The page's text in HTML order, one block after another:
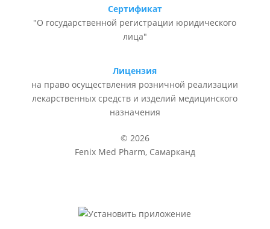
Сертификат
"О государственной регистрации юридического
лица"
Лицензия
на право осуществления розничной реализации
лекарственных средств и изделий медицинского
назначения
© 2026
Fenix Med Pharm, Самарканд